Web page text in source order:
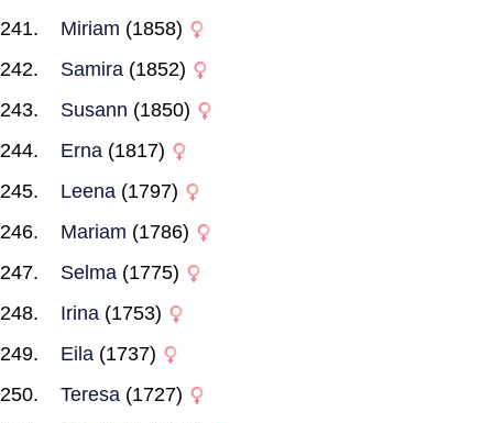
Miriam (1858)
Samira (1852)
Susann (1850)
Erna (1817)
Leena (1797)
Mariam (1786)
Selma (1775)
Irina (1753)
Eila (1737)
Teresa (1727)